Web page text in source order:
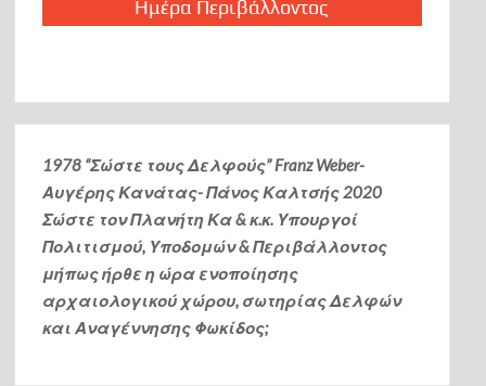
Ημέρα Περιβάλλοντος
1978 “Σώστε τους Δελφούς” Franz Weber-
Αυγέρης Κανάτας- Πάνος Καλτσής2020
Σώστε τον Πλανήτη Κα & κ.κ. Υπουργοί
Πολιτισμού, Υποδομών & Περιβάλλοντος
μήπως ήρθε η ώρα ενοποίησης
αρχαιολογικού χώρου, σωτηρίας Δελφών
και Αναγέννησης Φωκίδος;